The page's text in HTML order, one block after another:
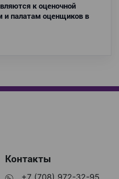
к оценочной
и палатам оценщиков в
Контакты